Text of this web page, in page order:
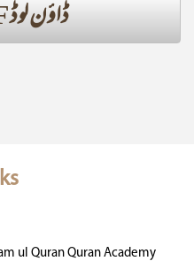
ڈاؤن لوڈ PDF
Books
Khuddam ul Quran Quran